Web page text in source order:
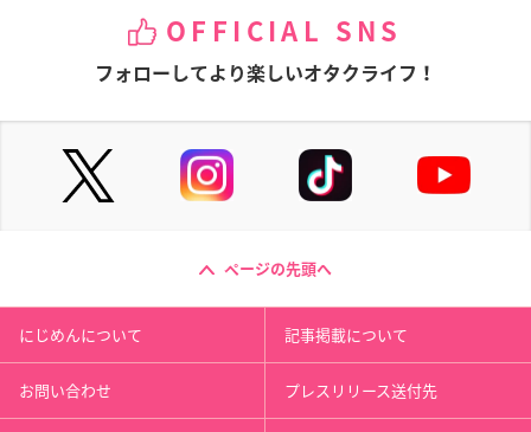
OFFICIAL SNS
フォローしてより楽しいオタクライフ！
ページの先頭へ
にじめんについて 記事掲載について
お問い合わせ プレスリリース送付先